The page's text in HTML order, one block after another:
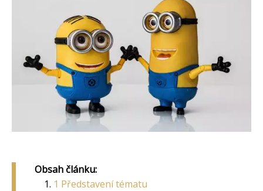
Obsah článku:
1 Představení tématu